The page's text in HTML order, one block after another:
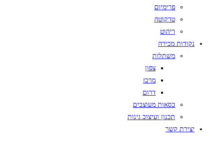
פרימיום
טרקוטה
ריהוט
נקודות מכירה
משתלות
צפון
מרכז
דרום
כסאות מעוצבים
תכנון ועיצוב גינות
יצירת קשר